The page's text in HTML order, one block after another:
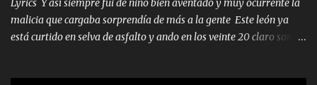
Lyrics Y así siempre fui de niño bien aventado y muy ocurrente la
malicia que cargaba sorprendía de más a la gente Este león ya
está curtido en selva de asfalto y ando en los veinte 20 claro son